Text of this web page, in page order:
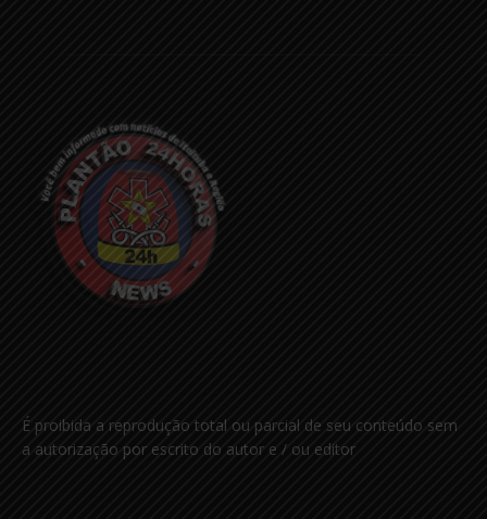
É proibida a reprodução total ou parcial de seu conteúdo sem
a autorização por escrito do autor e / ou editor